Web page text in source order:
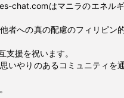
chat.comはマニラのエネル
者への真の配慮のフィリピン
援を祝います。
いやりのあるコミュニティを